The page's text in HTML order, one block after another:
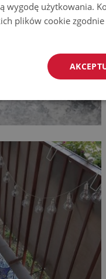
wygodę użytkowania.
plików cookie